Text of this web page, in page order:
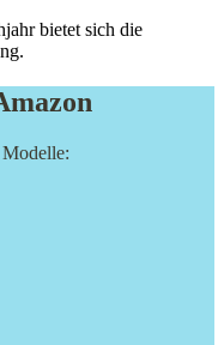
bietet sich die